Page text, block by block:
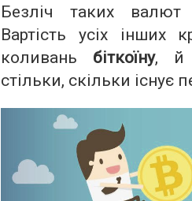
Безліч таких
Вартість усіх інших
коливань біткоїну, й
стільки, скільки існує